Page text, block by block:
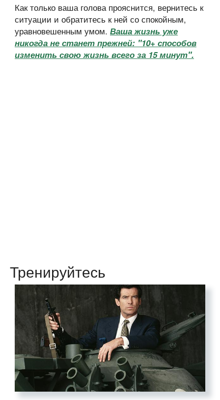
Как только ваша голова прояснится, вернитесь к
ситуации и обратитесь к ней со спокойным,
уравновешенным умом. Ваша жизнь уже
никогда не станет прежней: "10+ способов
изменить свою жизнь всего за 15 минут".
Тренируйтесь